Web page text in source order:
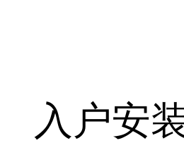
入户安